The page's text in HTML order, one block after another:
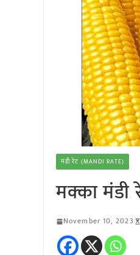
मंडी रेट (MANDI RATE)
मक्का
November 10, 2023